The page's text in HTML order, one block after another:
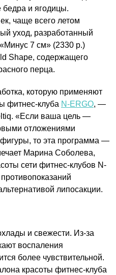
бедра и ягодицы.
чаще всего летом
уход, разработанный
7 см» (2330 р.)
Shape, содержащего
перца.
которую применяют
фитнес-клуба N-ERGO, —
«Если ваша цель —
отложениями
то эта программа —
Марина Соболева,
сети фитнес-клубов N-
липосакции.
и свежести. Из-за
воспаления
более чувствительной.
красоты фитнес-клуба